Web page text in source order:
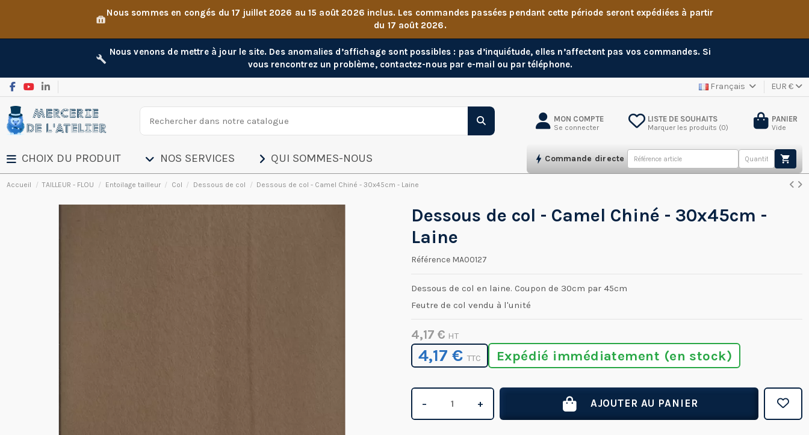
Nous sommes en congés du 17 juillet 2026 au 15 août 2026 inclus. Les commandes passées pendant cette période seront expédiées à partir
du 17 août 2026.
Nous venons de mettre à jour le site. Des anomalies d’affichage sont possibles : pas d’inquiétude, elles n’affectent pas vos commandes. Si
vous rencontrez un problème, contactez-nous par e-mail ou par téléphone.
Français EUR €
MON COMPTE
Se connecter
LISTE DE SOUHAITS
Marquer les produits (0)
PANIER
Vide
CHOIX DU PRODUIT NOS SERVICES QUI SOMMES-NOUS Commande directe
Accueil TAILLEUR - FLOU Entoilage tailleur Col Dessous de col Dessous de col - Camel Chiné - 30x45cm - Laine
Dessous de col - Camel Chiné - 30x45cm -
Laine
Référence MA00127
Dessous de col en laine. Coupon de 30cm par 45cm
Feutre de col vendu à l'unité
Expédié immédiatement (en stock)
4,17 € HT
4,17 €TTC
− + AJOUTER AU PANIER